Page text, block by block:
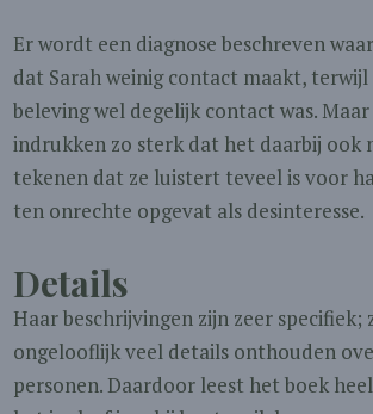
Er wordt een diagnose beschreven
dat Sarah weinig contact maakt,
beleving wel degelijk contact was.
indrukken zo sterk dat het daarbij ook
tekenen dat ze luistert teveel is voor
ten onrechte opgevat als desinteresse.
Details
Haar beschrijvingen zijn zeer specifiek;
ongelooflijk veel details onthouden
personen. Daardoor leest het boek